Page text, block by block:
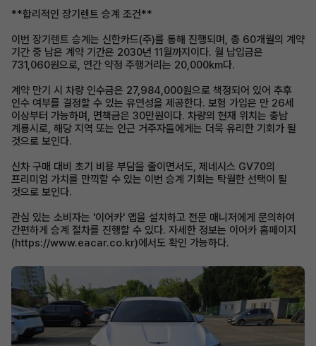
**합리적인 장기렌트 승계 조건**
이번 장기렌트 승계는 신한카드(주)를 통해 진행되며, 총 60개월의 계약
기간 중 남은 계약 기간은 2030년 11월까지이다. 월 납입금은
731,060원으로, 연간 약정 주행거리는 20,000km다.
계약 만기 시 차량 인수금은 27,984,000원으로 책정되어 있어 추후
인수 여부를 결정할 수 있는 유연성을 제공한다. 보험 가입은 만 26세
이상부터 가능하며, 면책금은 30만원이다. 차량의 현재 위치는 충남
계룡시로, 해당 지역 또는 인근 거주자들에게는 더욱 유리한 기회가 될
것으로 보인다.
신차 구매 대비 초기 비용 부담을 줄이면서도, 제네시스 GV70의
프리미엄 가치를 만끽할 수 있는 이번 승계 기회는 탁월한 선택이 될
것으로 보인다.
관심 있는 소비자는 '이어카' 앱을 설치하고 전문 매니저에게 문의하여
간편하게 승계 절차를 진행할 수 있다. 자세한 정보는 이어카 홈페이지
(https://www.eacar.co.kr)에서도 확인 가능하다.